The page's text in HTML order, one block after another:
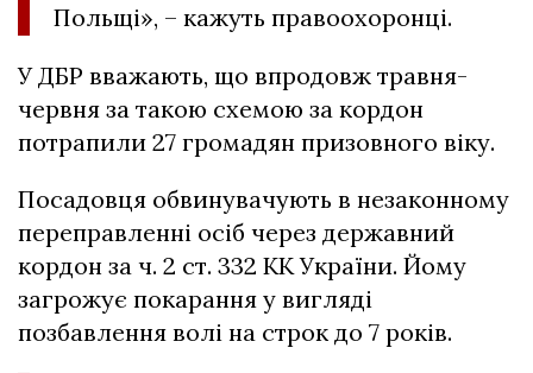
Польщі», – кажуть правоохоронці.
У ДБР вважають, що впродовж травня-
червня за такою схемою за кордон
потрапили 27 громадян призовного віку.
Посадовця обвинувачують в незаконному
переправленні осіб через державний
кордон за ч. 2 ст. 332 КК України. Йому
загрожує покарання у вигляді
позбавлення волі на строк до 7 років.